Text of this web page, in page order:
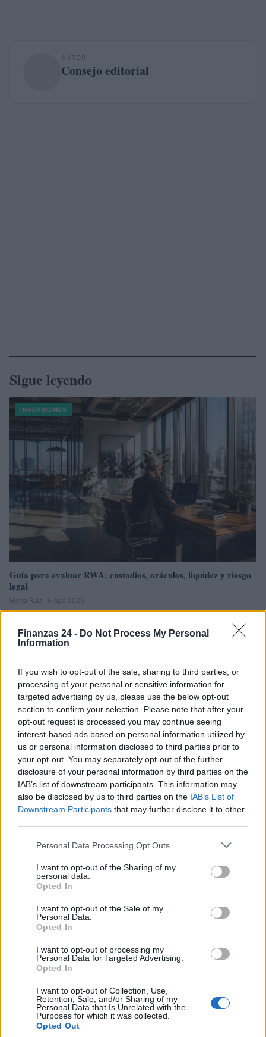
Finanzas 24 - Do Not Process My Personal
Information
If you wish to opt-out of the sale, sharing to third parties, or
processing of your personal or sensitive information for
targeted advertising by us, please use the below opt-out
section to confirm your selection. Please note that after your
opt-out request is processed you may continue seeing
interest-based ads based on personal information utilized by
us or personal information disclosed to third parties prior to
your opt-out. You may separately opt-out of the further
disclosure of your personal information by third parties on the
IAB’s list of downstream participants. This information may
also be disclosed by us to third parties on the IAB’s List of
Downstream Participants that may further disclose it to other
Please note that this website/app uses one or more Google
not limited to your visit or usage behaviour. You may click to
grant or deny consent to Google and its third-party tags to
use your data for below specified purposes in below Google
consent section.
Personal Data Processing Opt Outs
I want to opt-out of the Sharing of my
personal data.
Opted In
I want to opt-out of the Sale of my
Personal Data.
Opted In
I want to opt-out of processing my
Personal Data for Targeted Advertising.
Opted In
I want to opt-out of Collection, Use,
Retention, Sale, and/or Sharing of my
Personal Data that Is Unrelated with the
Purposes for which it was collected.
Opted Out
AUTOR
Consejo editorial
Sigue leyendo
INVERSIONES
Guía para evaluar RWA: custodios, oráculos, liquidez y riesgo
legal
Marta Ruiz · 6 Ago 2026
Diferencias entre análisis técnico y fundamental: cuándo
aplicar cada método
INVERSIONES
Cómo aplicar un framework minimalista para gestionar
inversiones